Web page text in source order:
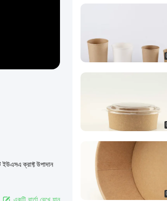
ইউএসএ ক্রাফ্ট উপাদান
একটি বার্তা রেখে যান